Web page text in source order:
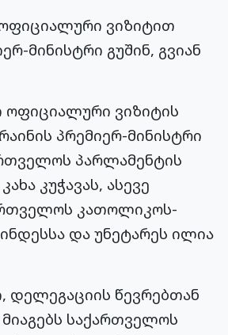
ვიზიტით
მინისტრი გუშინ, გვიან
ვიზიტის
პრემიერ-მინისტრი
პარლამენტის
კუჭავას, ასევე
კათოლიკოს-
და უნეტარეს ილია
დელეგაციის წევრებთან
საქართველოს